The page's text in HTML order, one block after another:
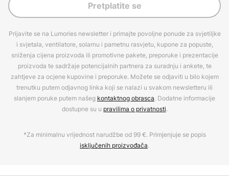
Pretplatite se
Prijavite se na Lumories newsletter i primajte povoljne ponude za svjetiljke
i svjetala, ventilatore, solarnu i pametnu rasvjetu, kupone za popuste,
sniženja cijena proizvoda ili promotivne pakete, preporuke i prezentacije
proizvoda te sadržaje potencijalnih partnera za suradnju i ankete, te
zahtjeve za ocjene kupovine i preporuke. Možete se odjaviti u bilo kojem
trenutku putem odjavnog linka koji se nalazi u svakom newsletteru ili
slanjem poruke putem našeg kontaktnog obrasca. Dodatne informacije
dostupne su u pravilima o privatnosti.
*Za minimalnu vrijednost narudžbe od 99 €. Primjenjuje se popis
isključenih proizvođača.